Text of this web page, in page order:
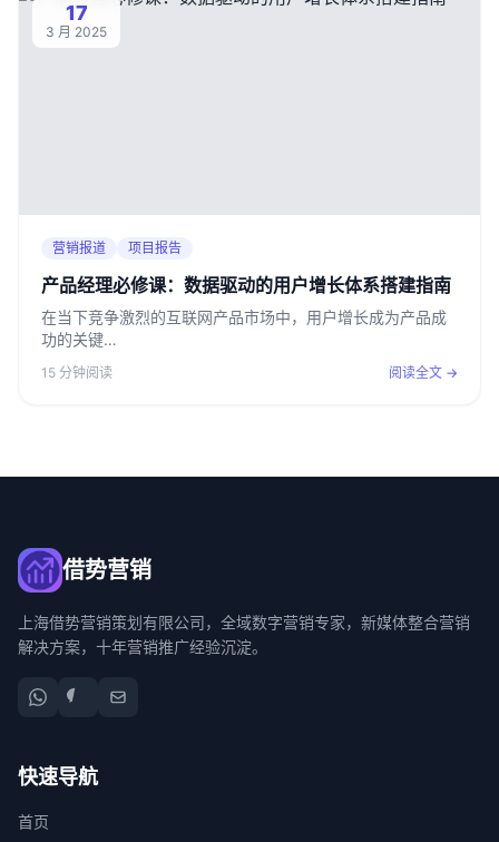
17
3 月 2025
营销报道 项目报告
产品经理必修课：数据驱动的用户增长体系搭建指南
在当下竞争激烈的互联网产品市场中，用户增长成为产品成
功的关键…
15 分钟阅读 阅读全文 →
借势营销
上海借势营销策划有限公司，全域数字营销专家，新媒体整合营销
解决方案，十年营销推广经验沉淀。
快速导航
首页